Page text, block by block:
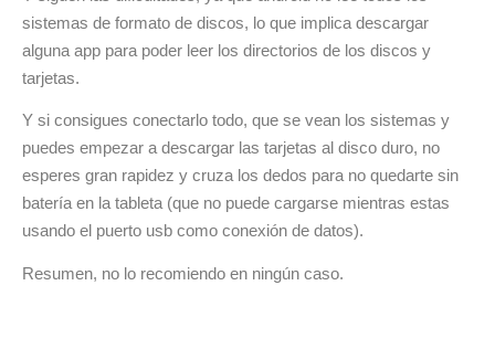
sistemas de formato de discos, lo que implica descargar
alguna app para poder leer los directorios de los discos y
tarjetas.
Y si consigues conectarlo todo, que se vean los sistemas y
puedes empezar a descargar las tarjetas al disco duro, no
esperes gran rapidez y cruza los dedos para no quedarte sin
batería en la tableta (que no puede cargarse mientras estas
usando el puerto usb como conexión de datos).
Resumen, no lo recomiendo en ningún caso.